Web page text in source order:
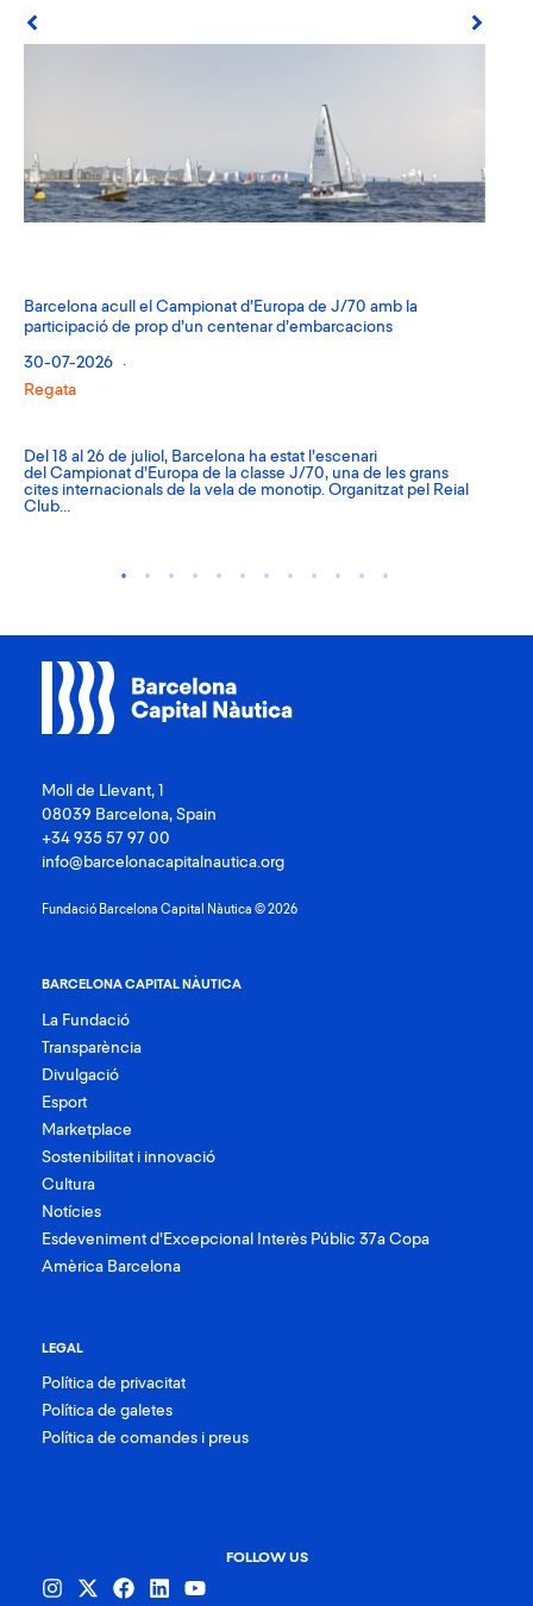
Barcelona acull el Campionat d’Europa de J/70 amb la
participació de prop d’un centenar d’embarcacions
30-07-2026
Regata
Del 18 al 26 de juliol, Barcelona ha estat l’escenari
del Campionat d’Europa de la classe J/70, una de les grans
cites internacionals de la vela de monotip. Organitzat pel Reial
Club…
Moll de Llevant, 1
08039 Barcelona, Spain
+34 935 57 97 00
info@barcelonacapitalnautica.org
Fundació Barcelona Capital Nàutica © 2026
BARCELONA CAPITAL NÀUTICA
La Fundació
Transparència
Divulgació
Esport
Marketplace
Sostenibilitat i innovació
Cultura
Notícies
Esdeveniment d’Excepcional Interès Públic 37a Copa
Amèrica Barcelona
LEGAL
Política de privacitat
Política de galetes
Política de comandes i preus
FOLLOW US